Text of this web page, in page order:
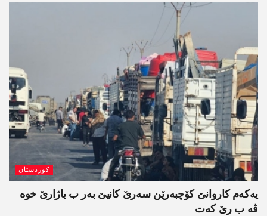
کوردستان
یەکەم کاروانێ کۆچبەرێن سەرێ کانیێ بەر ب باژارێ خوە
ڤە ب رێ کەت